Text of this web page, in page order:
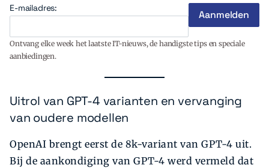
E-mailadres:
Ontvang elke week het laatste IT-nieuws, de handigste tips en speciale
aanbiedingen.
Uitrol van GPT-4 varianten en vervanging
van oudere modellen
OpenAI brengt eerst de 8k-variant van GPT-4 uit.
Bij de aankondiging van GPT-4 werd vermeld dat